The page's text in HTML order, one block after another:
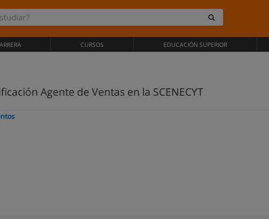
CURSOS EDUCACIÓN SUPERIOR
Agente de Ventas en la SCENECYT